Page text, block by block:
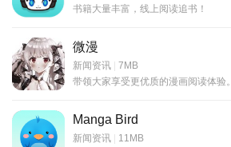
书籍大量丰富，线上阅读追书！
微漫
新闻资讯 | 7MB
带领大家享受更优质的漫画阅读体验。
Manga Bird
新闻资讯 | 11MB